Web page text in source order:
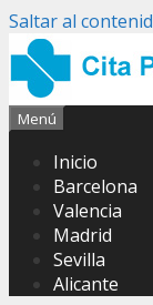
Saltar al
Menú
Inicio
Barcelona
Valencia
Madrid
Sevilla
Alicante